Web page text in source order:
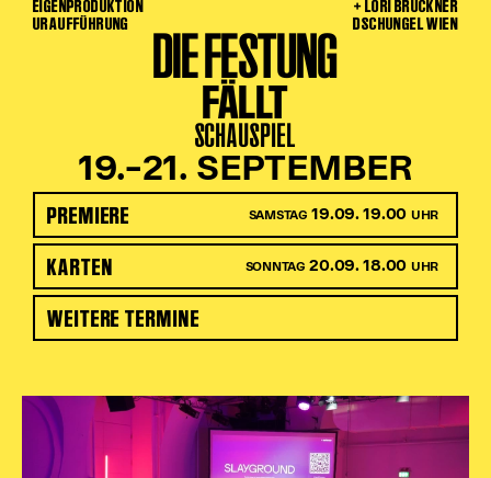
Karten + Preise
SPENDEN + FÖRDERN
Translate to English
SUCHESuchbegriffe
Suchen
EIGENPRODUKTION
URAUFFÜHRUNG
+ LORI BRÜCKNER
DSCHUNGEL WIEN
DIE FESTUNG
FÄLLT
SCHAUSPIEL
19.–21. SEPTEMBER
PREMIERE SAMSTAG 19.09. 19.00 UHR
KARTEN SONNTAG 20.09. 18.00 UHR
WEITERE TERMINE